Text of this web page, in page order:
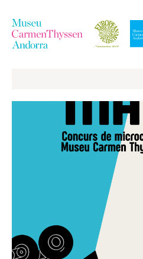
Col·lecció
Exposicions
EduCarmenThyssen
Notícies
Botiga